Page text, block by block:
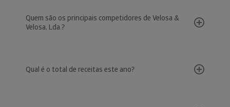
Quem são os principais competidores de Velosa &
Velosa, Lda.?
Qual é o total de receitas este ano?